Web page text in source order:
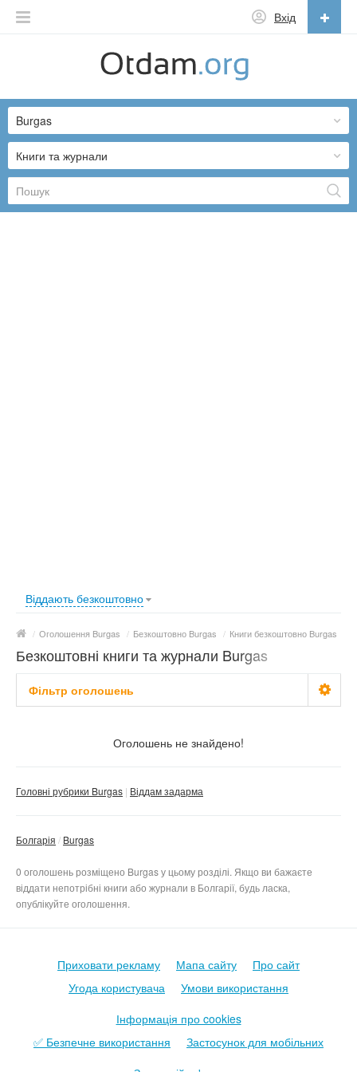
Вхід
English
Русский
Українська
Книги та журнали
Burgas
Віддають безкоштовно
/ Оголошення Burgas / Безкоштовно Burgas / Книги безкоштовно Burgas
Безкоштовні книги та журнали Burgas
Фільтр оголошень
Б/в
Оголошень не знайдено!
Головні рубрики Burgas Віддам задарма
Болгарія Burgas
0 оголошень розміщено Burgas у цьому розділі. Якщо ви бажаєте
віддати непотрібні книги або журнали в Болгарії, будь ласка,
опублікуйте оголошення.
Приховати рекламу Мапа сайту
Про сайт
Угода користувача
Умови використання
Інформація про cookies
✅ Безпечне використання
Застосунок для мобільних